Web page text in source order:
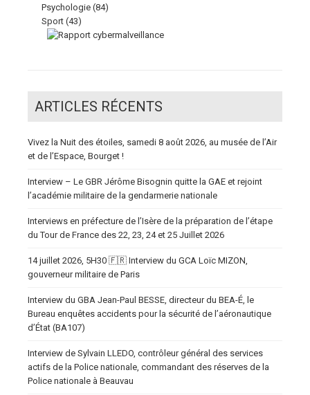
Psychologie (84)
Sport (43)
ARTICLES RÉCENTS
Vivez la Nuit des étoiles, samedi 8 août 2026, au musée de l’Air
et de l’Espace, Bourget !
Interview – Le GBR Jérôme Bisognin quitte la GAE et rejoint
l’académie militaire de la gendarmerie nationale
Interviews en préfecture de l’Isère de la préparation de l’étape
du Tour de France des 22, 23, 24 et 25 Juillet 2026
14 juillet 2026, 5H30 🇫🇷 Interview du GCA Loïc MIZON,
gouverneur militaire de Paris
Interview du GBA Jean-Paul BESSE, directeur du BEA-É, le
Bureau enquêtes accidents pour la sécurité de l’aéronautique
d’État (BA107)
Interview de Sylvain LLEDO, contrôleur général des services
actifs de la Police nationale, commandant des réserves de la
Police nationale à Beauvau